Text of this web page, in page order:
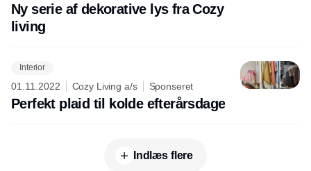
Ny serie af dekorative lys fra Cozy
living
Interior
01.11.2022 Cozy Living a/s Sponseret
Perfekt plaid til kolde efterårsdage
Indlæs flere